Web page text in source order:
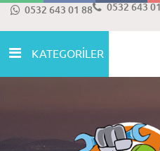
0532 643 01 88 0532 643
KATEGORİLER